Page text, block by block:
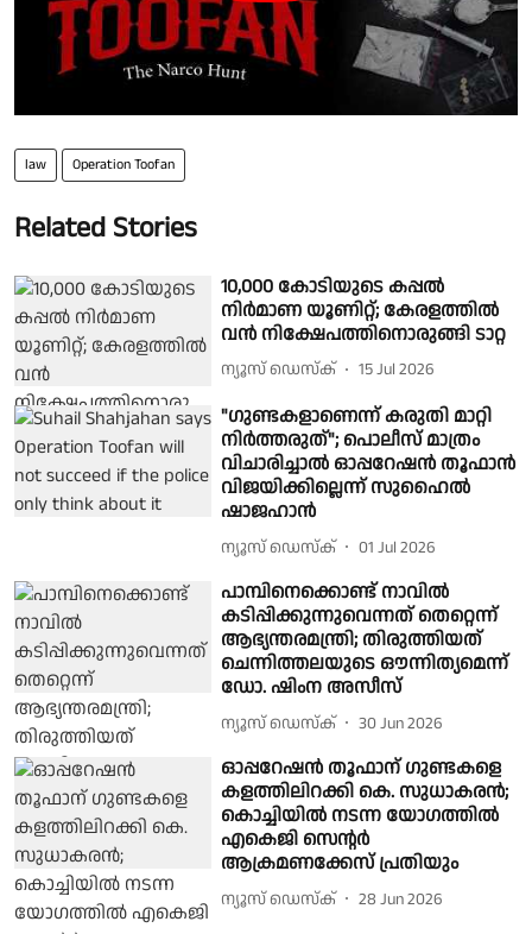
law Operation Toofan
Related Stories
10,000 കോടിയുടെ കപ്പല്‍
നിര്‍മാണ യൂണിറ്റ്; കേരളത്തില്‍
വന്‍ നിക്ഷേപത്തിനൊരുങ്ങി ടാറ്റ
ന്യൂസ് ഡെസ്ക് 15 Jul 2026
"ഗുണ്ടകളാണെന്ന് കരുതി മാറ്റി
നിർത്തരുത്"; പൊലീസ് മാത്രം
വിചാരിച്ചാൽ ഓപ്പറേഷൻ തൂഫാൻ
വിജയിക്കില്ലെന്ന് സുഹൈൽ
ഷാജഹാൻ
ന്യൂസ് ഡെസ്ക് 01 Jul 2026
പാമ്പിനെക്കൊണ്ട് നാവില്‍
കടിപ്പിക്കുന്നുവെന്നത് തെറ്റെന്ന്
ആഭ്യന്തരമന്ത്രി; തിരുത്തിയത്
ചെന്നിത്തലയുടെ ഔന്നിത്യമെന്ന്
ഡോ. ഷിംന അസീസ്
ന്യൂസ് ഡെസ്ക് 30 Jun 2026
ഓപ്പറേഷൻ തൂഫാന് ഗുണ്ടകളെ
കളത്തിലിറക്കി കെ. സുധാകരൻ;
കൊച്ചിയിൽ നടന്ന യോഗത്തിൽ
എകെജി സെൻ്റർ
ആക്രമണക്കേസ് പ്രതിയും
ന്യൂസ് ഡെസ്ക് 28 Jun 2026